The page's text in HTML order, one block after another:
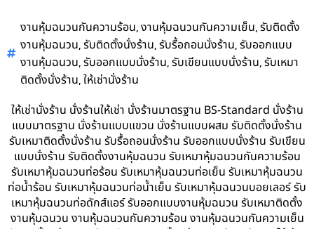
งานหุ้มฉนวนกันความร้อน,งานหุ้มฉนวนกันความเย็น,รับติดตั้ง
งานหุ้มฉนวน,รับติดตั้งนั่งร้าน,รับรื้อถอนนั่งร้าน,รับออกแบบ
งานหุ้มฉนวน,รับออกแบบนั่งร้าน,รับเขียนแบบนั่งร้าน,รับเหมา
ติดตั้งนั่งร้าน,ให้เช่านั่งร้าน
ให้เช่านั่งร้าน นั่งร้านให้เช่า นั่งร้านมาตรฐาน BS-Standard นั่งร้าน
แบบมาตรฐาน นั่งร้านแบบแขวน นั่งร้านแบบผสม รับติดตั้งนั่งร้าน
รับเหมาติดตั้งนั่งร้าน รับรื้อถอนนั่งร้าน รับออกแบบนั่งร้าน รับเขียน
แบบนั่งร้าน รับติดตั้งงานหุ้มฉนวน รับเหมาหุ้มฉนวนกันความร้อน
รับเหมาหุ้มฉนวนท่อร้อน รับเหมาหุ้มฉนวนท่อเย็น รับเหมาหุ้มฉนวน
ท่อน้ำร้อน รับเหมาหุ้มฉนวนท่อน้ำเย็น รับเหมาหุ้มฉนวนบอยเลอร์ รับ
เหมาหุ้มฉนวนท่อดักส์แอร์ รับออกแบบงานหุ้มฉนวน รับเหมาติดตั้ง
งานหุ้มฉนวน งานหุ้มฉนวนกันความร้อน งานหุ้มฉนวนกันความเย็น